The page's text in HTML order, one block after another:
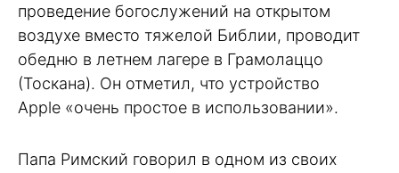
проведение богослужений на открытом
воздухе вместо тяжелой Библии, проводит
обедню в летнем лагере в Грамолаццо
(Тоскана). Он отметил, что устройство
Apple «очень простое в использовании».
Папа Римский говорил в одном из своих